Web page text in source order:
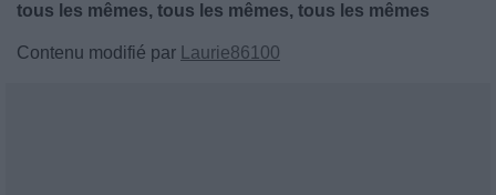
tous les mêmes, tous les mêmes, tous les mêmes
Contenu modifié par Laurie86100